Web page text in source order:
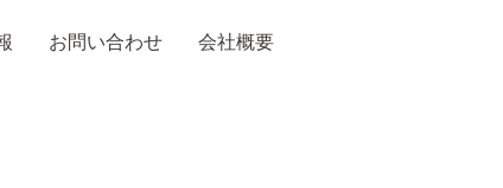
お問い合わせ 会社概要